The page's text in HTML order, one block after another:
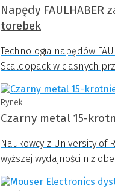
Napędy
torebek
Technologia napędów
Scaldopack w ciasnych
Rynek
Czarny metal 15-
Naukowcy z University of
wyższej wydajności niż